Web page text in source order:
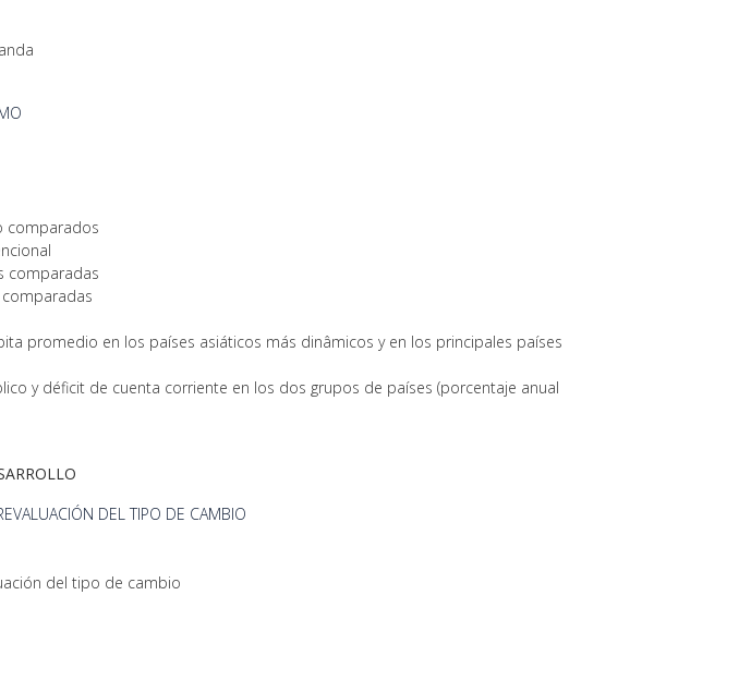
comparados
comparadas
promedio en los países asiáticos más dinâmicos y en los principales países
y déficit de cuenta corriente en los dos grupos de países (porcentaje anual
DEL TIPO DE CAMBIO
del tipo de cambio